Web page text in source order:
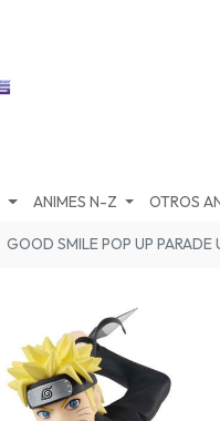
ANIMES N-Z OTROS
GOOD SMILE POP UP